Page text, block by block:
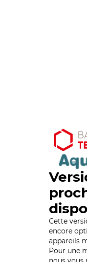
Cette
encore
appareils
Pour une